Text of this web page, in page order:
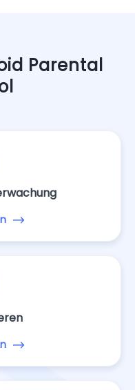
Parental